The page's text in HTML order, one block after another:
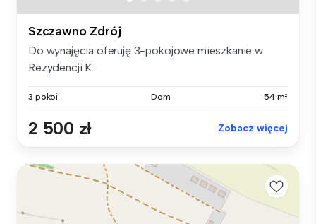
Szczawno Zdrój
Do wynajęcia oferuję 3-pokojowe mieszkanie w
Rezydencji K...
3 pokoi Dom 54 m²
2 500 zł Zobacz więcej